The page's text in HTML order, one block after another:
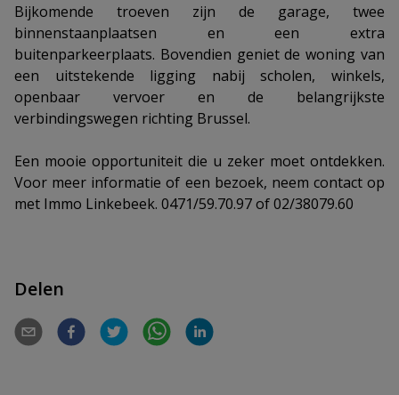
Bijkomende troeven zijn de garage, twee
binnenstaanplaatsen en een extra
buitenparkeerplaats. Bovendien geniet de woning van
een uitstekende ligging nabij scholen, winkels,
openbaar vervoer en de belangrijkste
verbindingswegen richting Brussel.
Een mooie opportuniteit die u zeker moet ontdekken.
Voor meer informatie of een bezoek, neem contact op
met Immo Linkebeek. 0471/59.70.97 of 02/38079.60
Delen